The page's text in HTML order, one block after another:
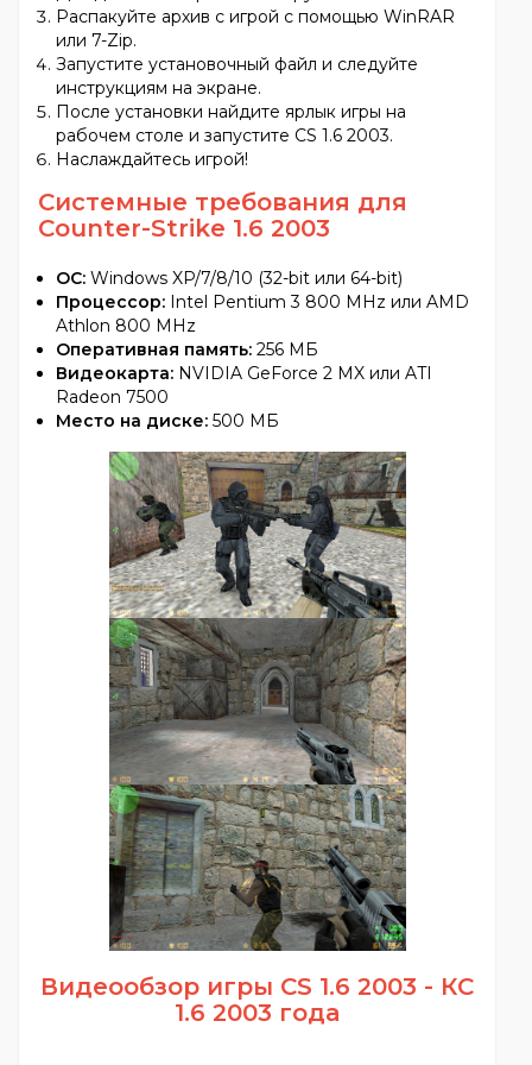
Распакуйте архив с игрой с помощью WinRAR
или 7-Zip.
Запустите установочный файл и следуйте
инструкциям на экране.
После установки найдите ярлык игры на
рабочем столе и запустите CS 1.6 2003.
Наслаждайтесь игрой!
Системные требования для
Counter-Strike 1.6 2003
ОС: Windows XP/7/8/10 (32-bit или 64-bit)
Процессор: Intel Pentium 3 800 MHz или AMD
Athlon 800 MHz
Оперативная память: 256 МБ
Видеокарта: NVIDIA GeForce 2 MX или ATI
Radeon 7500
Место на диске: 500 МБ
Видеообзор игры CS 1.6 2003 - КС
1.6 2003 года